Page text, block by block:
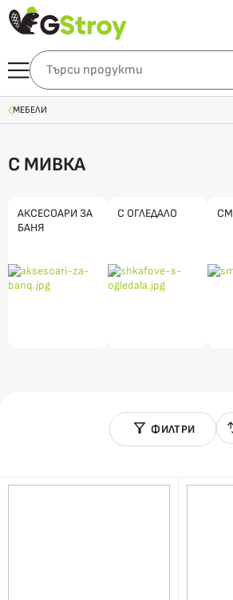
МЕБЕЛИ
С МИВКА
АКСЕСОАРИ ЗА
БАНЯ
С ОГЛЕДАЛО
ФИЛТРИ